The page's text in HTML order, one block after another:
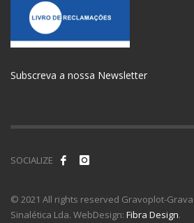
Subscreva a nossa Newsletter
SOCIALIZE
© 2021 All rights reserved Gravoplot-
Sinalética Lda. WebDesign: Fibra Design.